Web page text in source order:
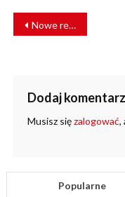
NAWIGACJA
WPISU
Nowe relacje i pociąg do Ciechocinka. POLREGIO prezentuje nowy rozkład jazdy
Dodaj komentarz
Musisz sięzalogować,
Popularne